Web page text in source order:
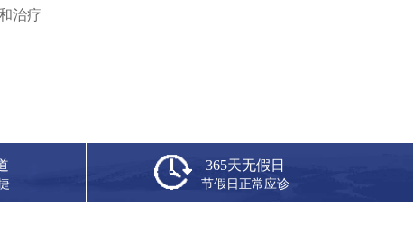
治疗
365天无假日
节假日正常应诊